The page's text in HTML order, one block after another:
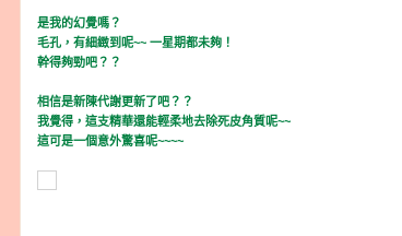
是我的幻覺嗎？
毛孔，有細緻到呢~~ 一星期都未夠！
幹得夠勁吧？？
相信是新陳代謝更新了吧？？
我覺得，這支精華還能輕柔地去除死皮角質呢~~
這可是一個意外驚喜呢~~~~